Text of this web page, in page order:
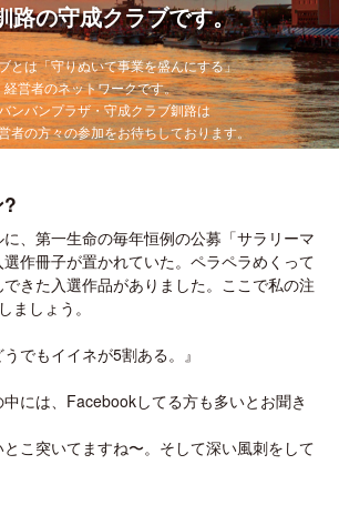
路の守成クラブです。
とは「守りぬいて事業を盛んにする」
経営者のネットワークです。
ンバンプラザ・守成クラブ釧路は
者の方々の参加をお待ちしております。
、第一生命の毎年恒例の公募「サラリーマ
作冊子が置かれていた。ペラペラめくって
きた入選作品がありました。ここで私の注
ましょう。
でもイイネが5割ある。』
には、Facebookしてる方も多いとお聞き
こ突いてますね〜。そして深い風刺をして